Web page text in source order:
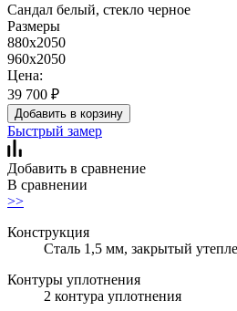
Сандал белый, стекло черное
Размеры
880x2050
960x2050
Цена:
39 700 ₽
Добавить в корзину
Быстрый замер
Добавить в сравнение
В сравнении
>>
Конструкция
Сталь 1,5 мм, закрытый
Контуры уплотнения
2 контура уплотнения